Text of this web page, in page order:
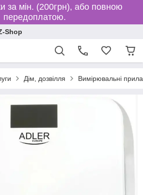
за мін. (200грн), або повною
передоплатою.
Shop
Дім, дозвілля Вимірювальні